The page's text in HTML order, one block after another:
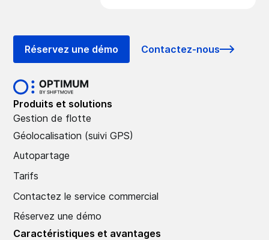
Réservez une démo Contactez-nous
Produits et solutions
Gestion de flotte
Géolocalisation (suivi GPS)
Autopartage
Tarifs
Contactez le service commercial
Réservez une démo
Caractéristiques et avantages